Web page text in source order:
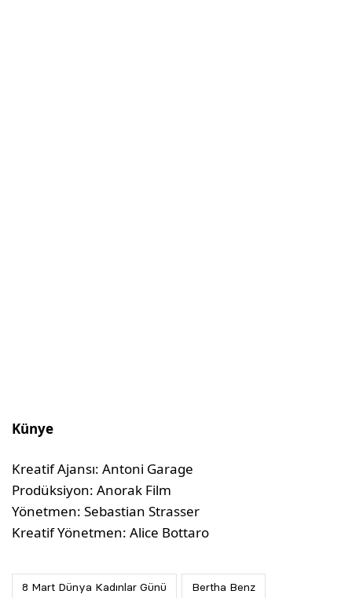
Künye
Kreatif Ajansı: Antoni Garage
Prodüksiyon: Anorak Film
Yönetmen: Sebastian Strasser
Kreatif Yönetmen: Alice Bottaro
8 Mart Dünya Kadınlar Günü Bertha Benz